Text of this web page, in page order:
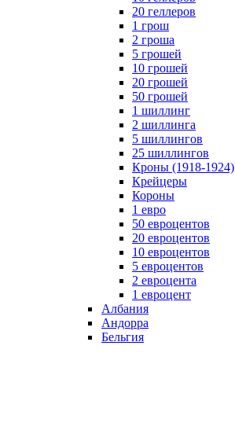
20 геллеров
1 грош
2 гроша
5 грошей
10 грошей
20 грошей
50 грошей
1 шиллинг
2 шиллинга
5 шиллингов
25 шиллингов
Кроны (1918-1924)
Крейцеры
Короны
1 евро
50 евроцентов
20 евроцентов
10 евроцентов
5 евроцентов
2 евроцента
1 евроцент
Албания
Андорра
Бельгия